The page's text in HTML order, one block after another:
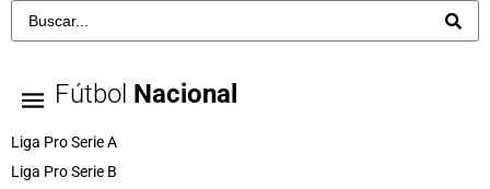
Fútbol Nacional
Liga Pro Serie A
Liga Pro Serie B